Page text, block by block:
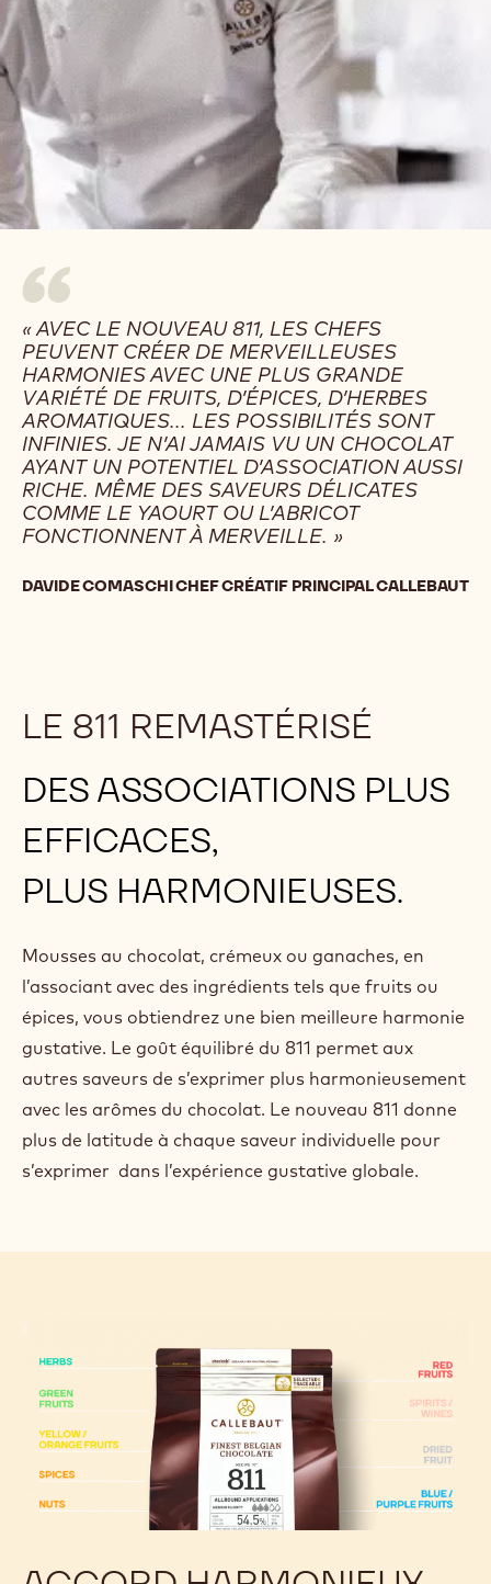
« AVEC LE NOUVEAU 811, LES CHEFS
PEUVENT CRÉER DE MERVEILLEUSES
HARMONIES AVEC UNE PLUS GRANDE
VARIÉTÉ DE FRUITS, D’ÉPICES, D’HERBES
AROMATIQUES... LES POSSIBILITÉS SONT
INFINIES. JE N’AI JAMAIS VU UN CHOCOLAT
AYANT UN POTENTIEL D’ASSOCIATION AUSSI
RICHE. MÊME DES SAVEURS DÉLICATES
COMME LE YAOURT OU L’ABRICOT
FONCTIONNENT À MERVEILLE. »
DAVIDE COMASCHI CHEF CRÉATIF PRINCIPAL CALLEBAUT
LE 811 REMASTÉRISÉ
DES ASSOCIATIONS PLUS
EFFICACES,
PLUS HARMONIEUSES.
Mousses au chocolat, crémeux ou ganaches, en
l’associant avec des ingrédients tels que fruits ou
épices, vous obtiendrez une bien meilleure harmonie
gustative. Le goût équilibré du 811 permet aux
autres saveurs de s’exprimer plus harmonieusement
avec les arômes du chocolat. Le nouveau 811 donne
plus de latitude à chaque saveur individuelle pour
s’exprimer dans l’expérience gustative globale.